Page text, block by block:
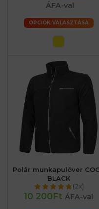
ÁFA-val
OPCIÓK VÁLASZTÁSA
Polár munkapulóver
BLACK
(2x)
10 200Ft ÁFA-val